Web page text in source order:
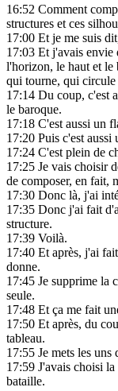
16:52 Comment
structures et ces
17:00 Et je me suis
17:03 Et j'avais envie
l'horizon, le haut et le
qui tourne, qui circule
17:14 Du coup, c'est
le baroque.
17:18 C'est aussi un
17:20 Puis c'est aussi
17:24 C'est plein de
17:25 Je vais choisir
de composer, en fait,
17:30 Donc là, j'ai
17:35 Donc j'ai fait
structure.
17:39 Voilà.
17:40 Et après, j'ai
donne.
17:45 Je supprime la
seule.
17:48 Et ça me fait
17:50 Et après, du
tableau.
17:55 Je mets les uns
17:59 J'avais choisi
bataille.